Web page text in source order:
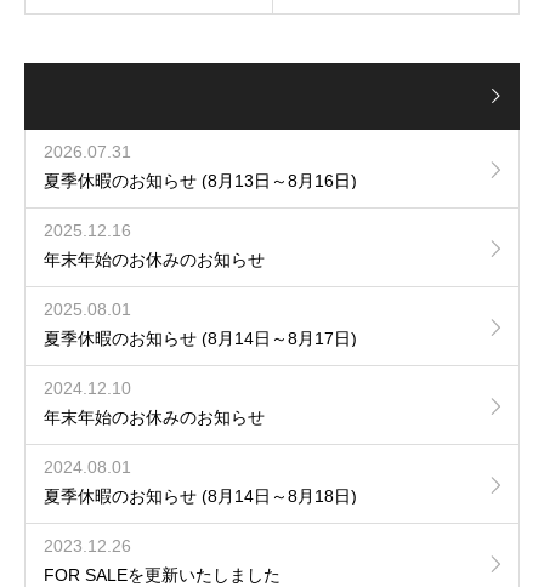
2026.07.31
夏季休暇のお知らせ (8月13日～8月16日)
2025.12.16
年末年始のお休みのお知らせ
2025.08.01
夏季休暇のお知らせ (8月14日～8月17日)
2024.12.10
年末年始のお休みのお知らせ
2024.08.01
夏季休暇のお知らせ (8月14日～8月18日)
2023.12.26
FOR SALEを更新いたしました